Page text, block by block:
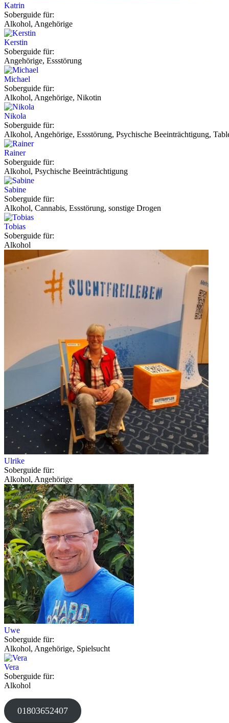
Katrin
Soberguide für:
Alkohol, Angehörige
Kerstin
Soberguide für:
Angehörige, Essstörung
Michael
Soberguide für:
Alkohol, Angehörige, Nikotin
Nikola
Soberguide für:
Alkohol, Angehörige, Essstörung, Psychische Beeinträchtigung,
Rainer
Soberguide für:
Alkohol, Psychische Beeinträchtigung
Sabine
Soberguide für:
Alkohol, Cannabis, Essstörung, sonstige Drogen
Tobias
Soberguide für:
Alkohol
Ulrike
Soberguide für:
Alkohol, Angehörige
Uwe
Soberguide für:
Alkohol, Angehörige, Spielsucht
Vera
Soberguide für:
Alkohol
01803652407